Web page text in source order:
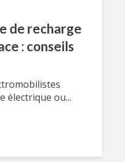
de recharge
: conseils
électrique ou...